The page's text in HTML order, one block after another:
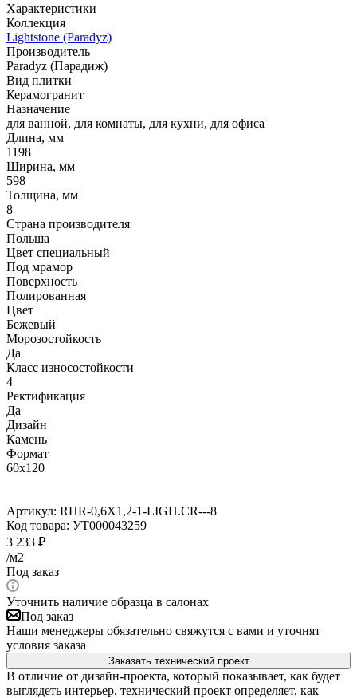
Характеристики
Коллекция
Lightstone (Paradyz)
Производитель
Paradyz (Парадиж)
Вид плитки
Керамогранит
Назначение
для ванной, для комнаты, для кухни, для офиса
Длина, мм
1198
Ширина, мм
598
Толщина, мм
8
Страна производителя
Польша
Цвет специальный
Под мрамор
Поверхность
Полированная
Цвет
Бежевый
Морозостойкость
Да
Класс износостойкости
4
Ректификация
Да
Дизайн
Камень
Формат
60x120
Артикул: RHR-0,6X1,2-1-LIGH.CR---8
Код товара: УТ000043259
3 233 ₽
/м2
Под заказ
Уточнить наличие образца в салонах
Под заказ
Наши менеджеры обязательно свяжутся с вами и уточнят
условия заказа
Заказать технический проект
В отличие от дизайн-проекта, который показывает, как будет
выглядеть интерьер, технический проект определяет, как